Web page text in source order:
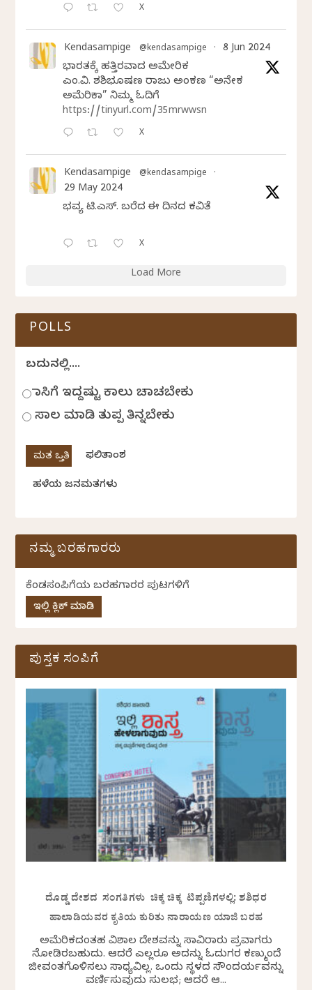
X
Kendasampige @kendasampige · 8 Jun 2024
ಭಾರತಕ್ಕೆ ಹತ್ತಿರವಾದ ಅಮೇರಿಕ
ಎಂ.ವಿ. ಶಶಿಭೂಷಣ ರಾಜು ಅಂಕಣ “ಅನೇಕ
ಅಮೆರಿಕಾ” ನಿಮ್ಮ ಓದಿಗೆ
https://tinyurl.com/35mrwwsn
X
Kendasampige @kendasampige ·
29 May 2024
ಭವ್ಯ ಟಿ.ಎಸ್. ಬರೆದ ಈ ದಿನದ ಕವಿತೆ
X
Load More
POLLS
ಬದುಕಿನಲ್ಲಿ....
ಹಾಸಿಗೆ ಇದ್ದಷ್ಟು ಕಾಲು ಚಾಚಬೇಕು
ಸಾಲ ಮಾಡಿ ತುಪ್ಪ ತಿನ್ನಬೇಕು
ಫಲಿತಾಂಶ
ಹಳೆಯ ಜನಮತಗಳು
ನಮ್ಮ ಬರಹಗಾರರು
ಕೆಂಡಸಂಪಿಗೆಯ ಬರಹಗಾರರ ಪುಟಗಳಿಗೆ
ಇಲ್ಲಿ ಕ್ಲಿಕ್ ಮಾಡಿ
ಪುಸ್ತಕ ಸಂಪಿಗೆ
ದೊಡ್ಡ ದೇಶದ ಸಂಗತಿಗಳು ಚಿಕ್ಕ ಚಿಕ್ಕ ಟಿಪ್ಪಣಿಗಳಲ್ಲಿ: ಶಶಿಧರ
ಹಾಲಾಡಿಯವರ ಕೃತಿಯ ಕುರಿತು ನಾರಾಯಣ ಯಾಜಿ ಬರಹ
ಅಮೆರಿಕದಂತಹ ವಿಶಾಲ ದೇಶವನ್ನು ಸಾವಿರಾರು ಪ್ರವಾಸಿಗರು
ನೋಡಿರಬಹುದು. ಆದರೆ ಎಲ್ಲರೂ ಅದನ್ನು ಓದುಗರ ಕಣ್ಮುಂದೆ
ಜೀವಂತಗೊಳಿಸಲು ಸಾಧ್ಯವಿಲ್ಲ. ಒಂದು ಸ್ಥಳದ ಸೌಂದರ್ಯವನ್ನು
ವರ್ಣಿಸುವುದು ಸುಲಭ; ಆದರೆ ಆ...